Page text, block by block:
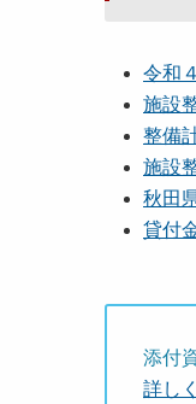
令和
施設
整備
施設
秋田
貸付
添付
詳し